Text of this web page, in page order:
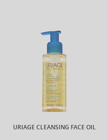
URIAGE CLEANSING FACE OIL